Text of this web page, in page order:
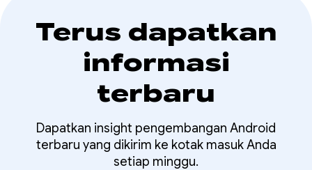
Terus dapatkan
informasi
terbaru
Dapatkan insight pengembangan Android
terbaru yang dikirim ke kotak masuk Anda
setiap minggu.